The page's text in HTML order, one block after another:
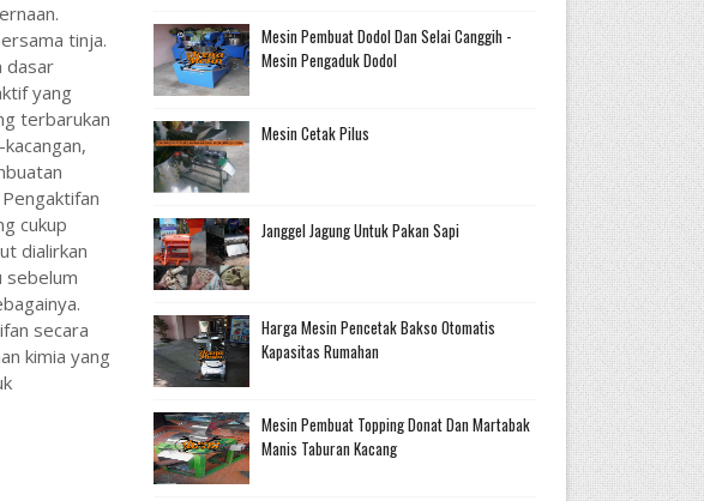
tinja.
dasar
yang
terbarukan
cukup
dialirkan
sebelum
secara
kimia yang
Mesin Pembuat Dodol Dan Selai Canggih -
Mesin Pengaduk Dodol
Mesin Cetak Pilus
Janggel Jagung Untuk Pakan Sapi
Harga Mesin Pencetak Bakso Otomatis
Kapasitas Rumahan
Mesin Pembuat Topping Donat Dan Martabak
Manis Taburan Kacang